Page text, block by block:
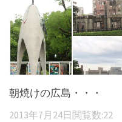
朝焼けの広島・・・
2013年7月24日 閲覧数:22